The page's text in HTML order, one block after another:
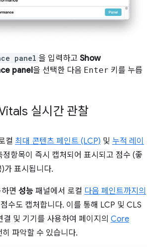
panel 을 입력하고 Show
panel을 선택한 다음 Enter 키를 누릅
실시간 관찰
컬 최대 콘텐츠 페인트 (LCP) 및 누적 레이
정항목이 즉시 캡처되어 표시되고 점수 (좋
가 표시됩니다.
면 성능 패널에서 로컬 다음 페인트까지의
수도 캡처합니다. 이를 통해 LCP 및 CLS
및 기기를 사용하여 페이지의 Core
히 파악할 수 있습니다.